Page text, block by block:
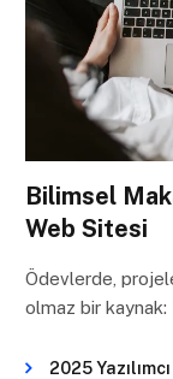
Bilimsel
Web Sitesi
Ödevlerde,
olmaz bir
2025